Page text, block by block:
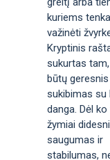
kuriems tenka
važinėti
Kryptinis
sukurtas
būtų geresnis
sukibimas su
danga. Dėl ko
žymiai
saugumas ir
stabilumas,